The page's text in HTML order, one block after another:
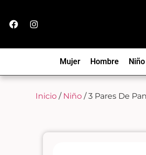
Mujer Hombre Niño
Inicio / Niño / 3 Pares De